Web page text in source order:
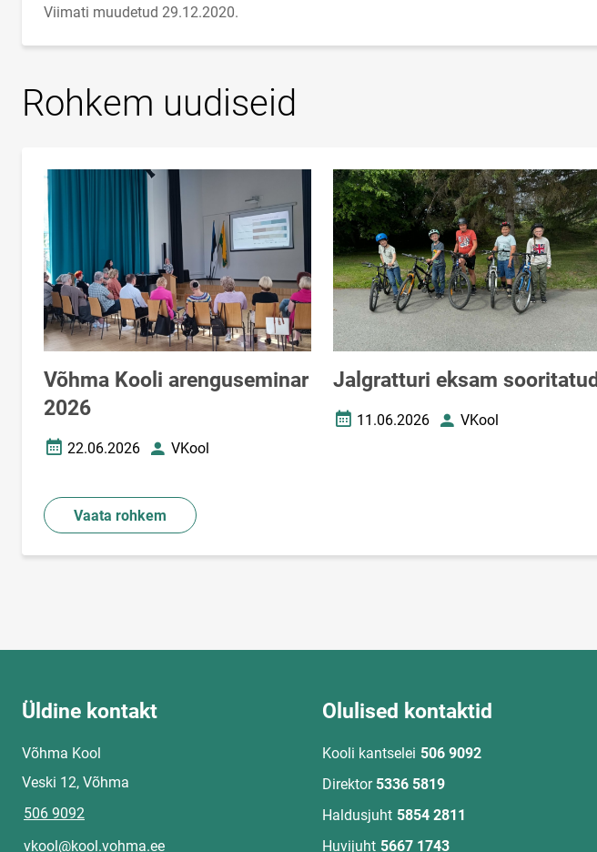
Viimati muudetud 29.12.2020.
Rohkem uudiseid
Võhma Kooli arenguseminar
2026
Loomise kuupäev
22.06.2026 AutorVKool
Jalgratturi eksam sooritatud
Loomise kuupäev
11.06.2026 AutorVKool
Vaata rohkem
Üldine kontakt
Võhma Kool
Veski 12, Võhma
506 9092
vkool@kool.vohma.ee
Olulised kontaktid
Kooli kantselei 506 9092
Direktor 5336 5819
Haldusjuht 5854 2811
Huvijuht 5667 1743